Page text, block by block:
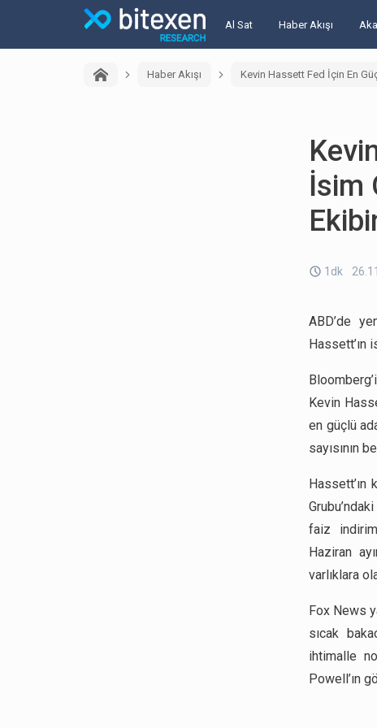
Al Sat Haber Akışı
Haber Akışı Kevin Hassett Fed İçin En
İsim
1dk
ABD’de
Hassett’ın
Kevin
en güçlü
sayısının
Hassett’ın
faiz
Haziran
varlıklara
Fox News
sıcak
ihtimalle
Powell’ın